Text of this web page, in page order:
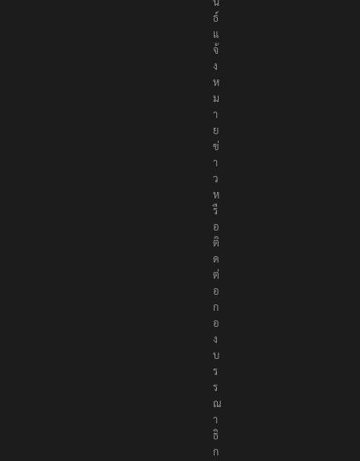
ม
พั
น
ธ์
แ
จ้
ง
ห
ม
า
ย
ข่
า
ว
ห
รื
อ
ติ
ด
ต่
อ
ก
อ
ง
บ
ร
ร
ณ
า